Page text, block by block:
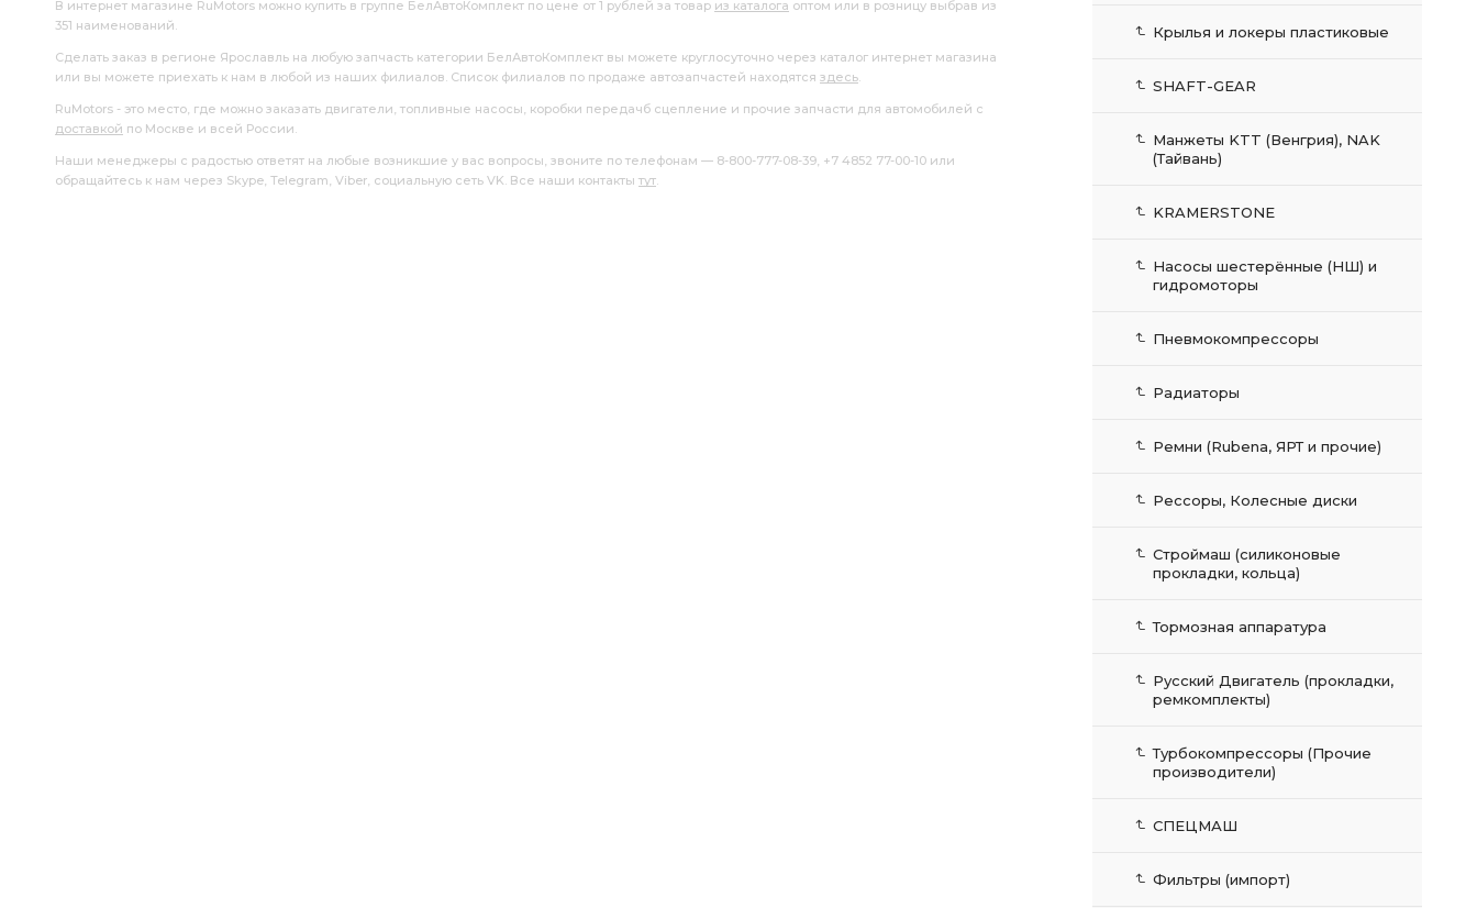
В интернет магазине RuMotors можно купить в группе БелАвтоКомплект по цене от 1 рублей за товар из каталога оптом или в розницу выбрав из
351 наименований.
Сделать заказ в регионе Ярославль на любую запчасть категории БелАвтоКомплект вы можете круглосуточно через каталог интернет магазина
или вы можете приехать к нам в любой из наших филиалов. Список филиалов по продаже автозапчастей находятся здесь.
RuMotors - это место, где можно заказать двигатели, топливные насосы, коробки передачб сцепление и прочие запчасти для автомобилей с
доставкой по Москве и всей России.
Наши менеджеры с радостью ответят на любые возникшие у вас вопросы, звоните по телефонам — 8-800-777-08-39, +7 4852 77-00-10 или
обращайтесь к нам через Skype, Telegram, Viber, социальную сеть VK. Все наши контакты тут.
Крылья и локеры пластиковые
SHAFT-GEAR
Манжеты KTT (Венгрия), NAK
(Тайвань)
KRAMERSTONE
Насосы шестерённые (НШ) и
гидромоторы
Пневмокомпрессоры
Радиаторы
Ремни (Rubena, ЯРТ и прочие)
Рессоры, Колесные диски
Строймаш (силиконовые
прокладки, кольца)
Тормозная аппаратура
Русский Двигатель (прокладки,
ремкомплекты)
Турбокомпрессоры (Прочие
производители)
СПЕЦМАШ
Фильтры (импорт)